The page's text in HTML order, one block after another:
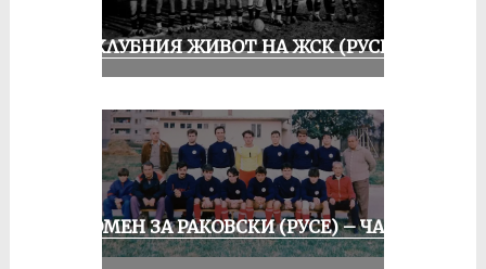
ИЗ КЛУБНИЯ ЖИВОТ НА ЖСК (РУСЕ)
СПОМЕН ЗА РАКОВСКИ (РУСЕ) – ЧАСТ